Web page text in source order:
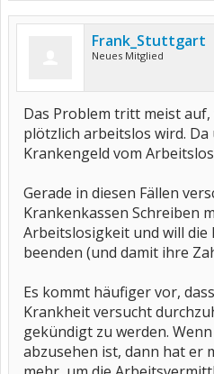
Frank_Stuttgart
Neues Mitglied
Das Problem tritt meist
plötzlich arbeitslos wird.
Krankengeld vom
Gerade in diesen Fällen
Krankenkassen Schreiben
Arbeitslosigkeit und will
beenden (und damit ihre
Es kommt häufiger vor,
Krankheit versucht
gekündigt zu werden.
abzusehen ist, dann hat er